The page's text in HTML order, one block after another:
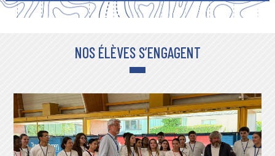
NOS ÉLÈVES S’ENGAGENT